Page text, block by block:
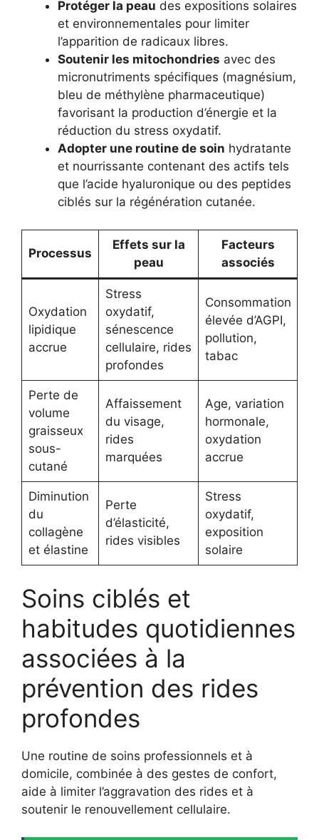
Protéger la peau des expositions solaires
et environnementales pour limiter
l’apparition de radicaux libres.
Soutenir les mitochondries avec des
micronutriments spécifiques (magnésium,
bleu de méthylène pharmaceutique)
favorisant la production d’énergie et la
réduction du stress oxydatif.
Adopter une routine de soin hydratante
et nourrissante contenant des actifs tels
que l’acide hyaluronique ou des peptides
ciblés sur la régénération cutanée.
Processus
Effets sur la
peau
Facteurs
associés
Oxydation
lipidique
accrue
Stress
oxydatif,
sénescence
cellulaire, rides
profondes
Consommation
élevée d’AGPI,
pollution,
tabac
Perte de
volume
graisseux
sous-
cutané
Affaissement
du visage,
rides
marquées
Age, variation
hormonale,
oxydation
accrue
Diminution
du
collagène
et élastine
Perte
d’élasticité,
rides visibles
Stress
oxydatif,
exposition
solaire
Soins ciblés et
habitudes quotidiennes
associées à la
prévention des rides
profondes
Une routine de soins professionnels et à
domicile, combinée à des gestes de confort,
aide à limiter l’aggravation des rides et à
soutenir le renouvellement cellulaire.